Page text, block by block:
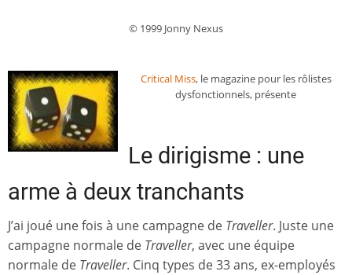
© 1999 Jonny Nexus
Critical Miss, le magazine pour les rôlistes
dysfonctionnels, présente
Le dirigisme : une
arme à deux tranchants
J’ai joué une fois à une campagne de Traveller. Juste une
campagne normale de Traveller, avec une équipe
normale de Traveller. Cinq types de 33 ans, ex-employés